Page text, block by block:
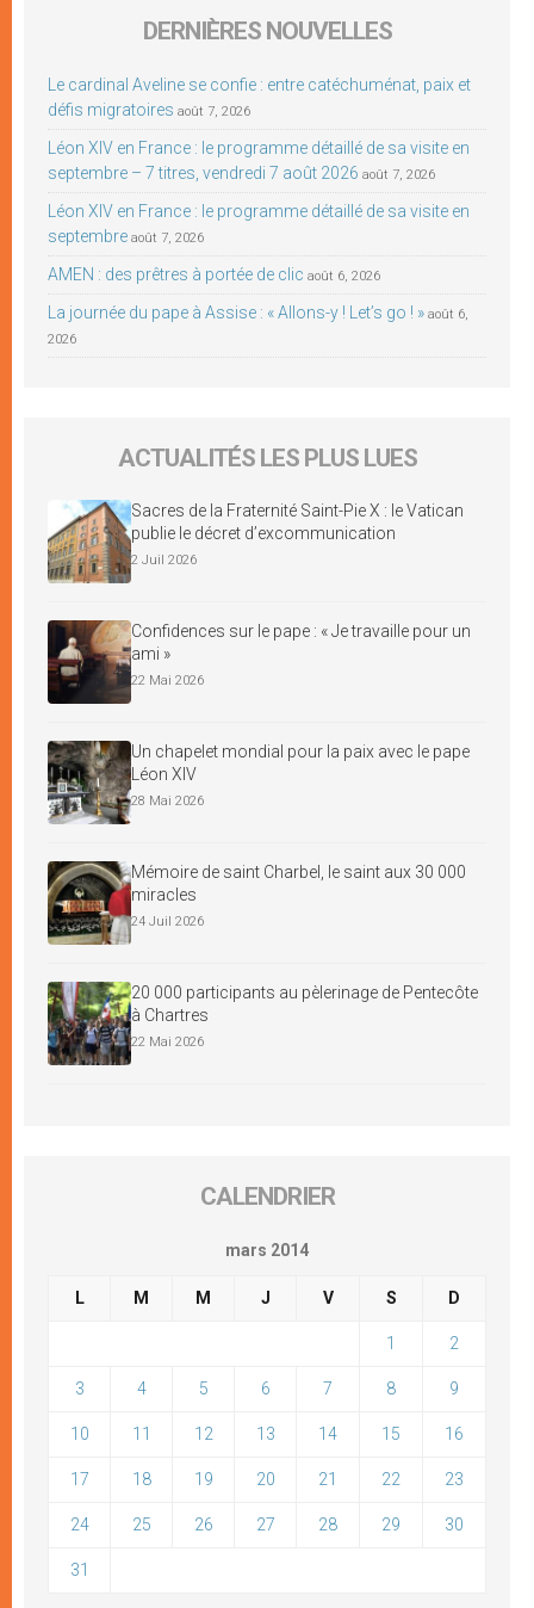
DERNIÈRES NOUVELLES
Le cardinal Aveline se confie : entre catéchuménat, paix et
défis migratoires août 7, 2026
Léon XIV en France : le programme détaillé de sa visite en
septembre – 7 titres, vendredi 7 août 2026 août 7, 2026
Léon XIV en France : le programme détaillé de sa visite en
septembre août 7, 2026
AMEN : des prêtres à portée de clic août 6, 2026
La journée du pape à Assise : « Allons-y ! Let’s go ! » août 6,
2026
ACTUALITÉS LES PLUS LUES
Sacres de la Fraternité Saint-Pie X : le Vatican
publie le décret d’excommunication
2 Juil 2026
Confidences sur le pape : « Je travaille pour un
ami »
22 Mai 2026
Un chapelet mondial pour la paix avec le pape
Léon XIV
28 Mai 2026
Mémoire de saint Charbel, le saint aux 30 000
miracles
24 Juil 2026
20 000 participants au pèlerinage de Pentecôte
à Chartres
22 Mai 2026
CALENDRIER
mars 2014
L M M J V S D
1 2
3 4 5 6 7 8 9
10 11 12 13 14 15 16
17 18 19 20 21 22 23
24 25 26 27 28 29 30
31